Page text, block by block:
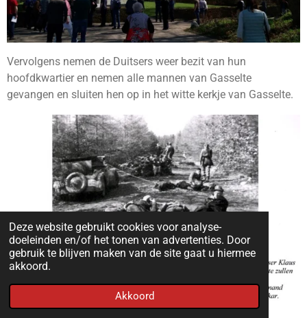
Deze website gebruikt cookies voor analyse-
doeleinden en/of het tonen van advertenties. Door
gebruik te blijven maken van de site gaat u hiermee
akkoord.
Akkoord
Vervolgens nemen de Duitsers weer bezit van hun
hoofdkwartier en nemen alle mannen van Gasselte
gevangen en sluiten hen op in het witte kerkje van Gasselte.